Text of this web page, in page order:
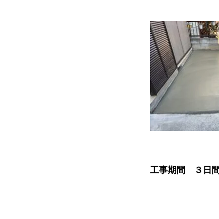
工事期間 ３日